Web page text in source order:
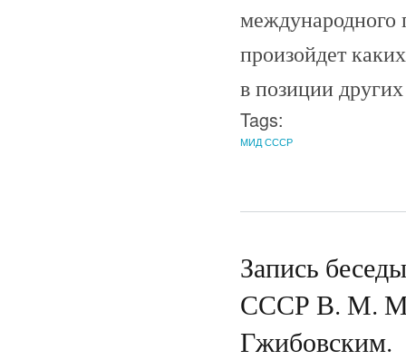
международного
произойдет
в позиции
Tags:
МИД СССР
Запись
СССР В. М.
Гжибовским.